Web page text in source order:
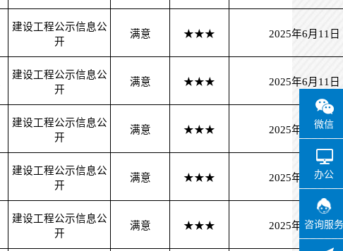
微信
办公
咨询服务
建设工程公示信息公
开
满意 ★★★ 2025年6月11日
建设工程公示信息公
开
满意 ★★★ 2025年6月11日
建设工程公示信息公
开
满意 ★★★ 2025年6月13日
建设工程公示信息公
开
满意 ★★★ 2025年6月10日
建设工程公示信息公
开
满意 ★★★ 2025年6月30日